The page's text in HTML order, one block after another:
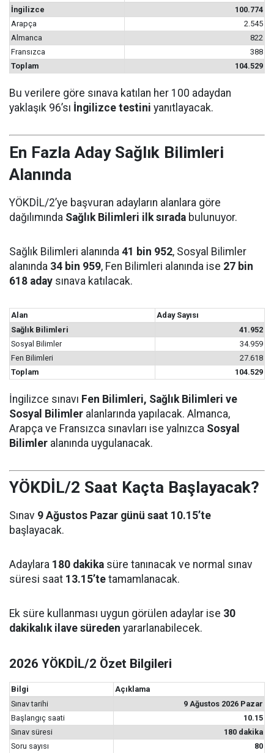
İngilizce
100.774
Arapça
2.545
Almanca
822
Fransızca
388
Toplam
104.529
Bu verilere göre sınava katılan her 100 adaydan
yaklaşık 96’sı İngilizce testini yanıtlayacak.
En Fazla Aday Sağlık Bilimleri
Alanında
YÖKDİL/2’ye başvuran adayların alanlara göre
dağılımında Sağlık Bilimleri ilk sırada bulunuyor.
Sağlık Bilimleri alanında 41 bin 952, Sosyal Bilimler
alanında 34 bin 959, Fen Bilimleri alanında ise 27 bin
618 aday sınava katılacak.
Alan
Aday Sayısı
Sağlık Bilimleri
41.952
Sosyal Bilimler
34.959
Fen Bilimleri
27.618
Toplam
104.529
İngilizce sınavı Fen Bilimleri, Sağlık Bilimleri ve
Sosyal Bilimler alanlarında yapılacak. Almanca,
Arapça ve Fransızca sınavları ise yalnızca Sosyal
Bilimler alanında uygulanacak.
YÖKDİL/2 Saat Kaçta Başlayacak?
Sınav 9 Ağustos Pazar günü saat 10.15’te
başlayacak.
Adaylara 180 dakika süre tanınacak ve normal sınav
süresi saat 13.15’te tamamlanacak.
Ek süre kullanması uygun görülen adaylar ise 30
dakikalık ilave süreden yararlanabilecek.
2026 YÖKDİL/2 Özet Bilgileri
Bilgi
Açıklama
Sınav tarihi
9 Ağustos 2026 Pazar
Başlangıç saati
10.15
Sınav süresi
180 dakika
Soru sayısı
80